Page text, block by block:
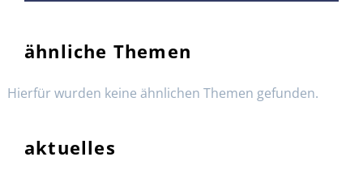
ähnliche Themen
Hierfür wurden keine ähnlichen Themen gefunden.
aktuelles